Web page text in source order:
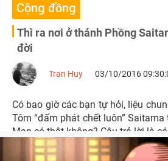
Cộng đồng
Thì ra nơi ở thánh Phồng
đời
Tran Huy 03/10/2016
Có bao giờ các bạn tự hỏi, liệu
Tôm “đấm phát chết luôn” Saitama
Man có thật không? Câu trả lời là có.